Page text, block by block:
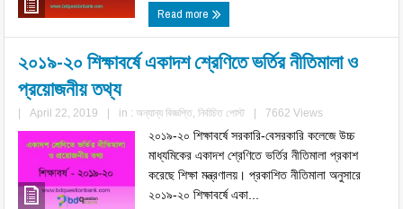
Read more
২০১৯-২০ শিক্ষাবর্ষে একাদশ শ্রেণিতে ভর্তির নীতিমালা ও
প্রয়োজনীয় তথ্য
April 22, 2019 in :অন্যান্য বিজ্ঞপ্তি,নির্বাচিত পোস্ট 7662 Views
২০১৯-২০ শিক্ষাবর্ষে সরকারি-বেসরকারি কলেজে উচ্চ
মাধ্যমিকের একাদশ শ্রেণিতে ভর্তির নীতিমালা প্রকাশ
করেছে শিক্ষা মন্ত্রণালয়। প্রকাশিত নীতিমালা অনুসারে
২০১৯-২০ শিক্ষাবর্ষে একা...